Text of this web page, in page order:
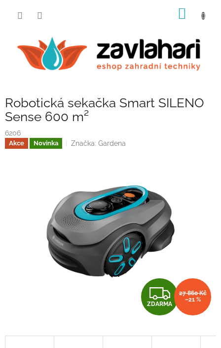
Robotická sekačka Smart SILENO
Sense 600 m²
6206
Akce Novinka Značka: Gardena
Z
D
A
ZDARMA
27 860 Kč
–21 %